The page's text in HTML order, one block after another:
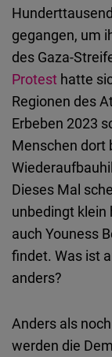
gegangen, um
des Gaza-
Protest hatte
Regionen des
Erbeben 2023
Menschen dort
Dieses Mal
unbedingt klein
auch Youness
findet. Was ist
anders?
Anders als
werden die